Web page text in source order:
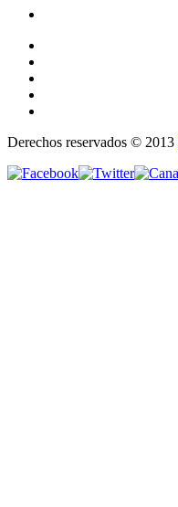
Derechos reservados © 2013